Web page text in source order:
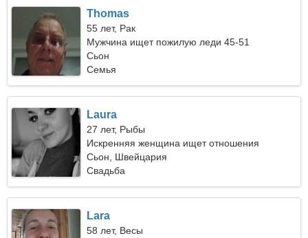
Thomas
55 лет, Рак
Мужчина ищет пожилую леди 45-51
Сьон
Семья
Laura
27 лет, Рыбы
Искренняя женщина ищет отношения
Сьон, Швейцария
Свадьба
Lara
58 лет, Весы